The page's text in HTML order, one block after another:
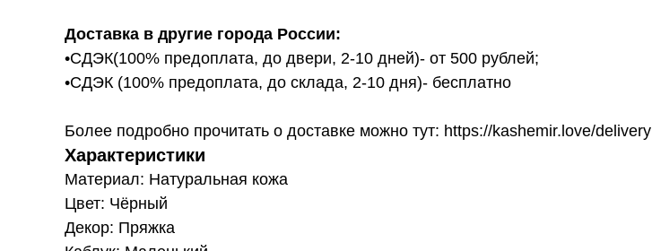
Доставка в другие города России:
•СДЭК(100% предоплата, до двери, 2-10 дней)- от 500 рублей;
•СДЭК (100% предоплата, до склада, 2-10 дня)- бесплатно
Более подробно прочитать о доставке можно тут: https://kashemir.love/delivery
Характеристики
Материал: Натуральная кожа
Цвет: Чёрный
Декор: Пряжка